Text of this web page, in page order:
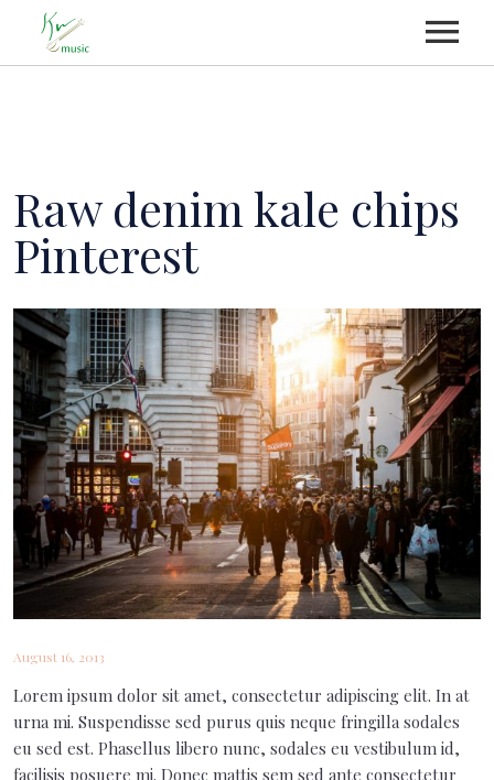
EVENTS
UPCOMMING EVENTS
PAST EVENTS
ALBUM
GALLERY
CONTACT
Raw denim kale chips
Pinterest
August 16, 2013
Lorem ipsum dolor sit amet, consectetur adipiscing elit. In at
urna mi. Suspendisse sed purus quis neque fringilla sodales
eu sed est. Phasellus libero nunc, sodales eu vestibulum id,
facilisis posuere mi. Donec mattis sem sed ante consectetur